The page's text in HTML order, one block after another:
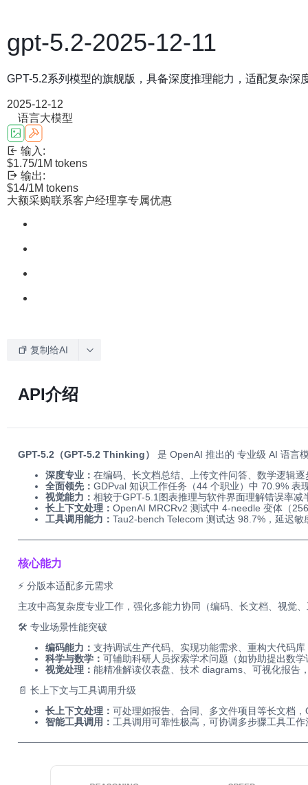
gpt-5.2-2025-12-11
GPT-5.2系列模型的旗舰版，具备深度推理能力，适配复杂深
2025-12-12
语言大模型
输入:
$1.75/1M tokens
输出:
$14/1M tokens
大额采购联系客户经理享专属优惠
复制给AI
API介绍
GPT-5.2（GPT-5.2 Thinking）
是 OpenAI 推出的 专业级 AI 语言
深度专业： 在编码、长文档总结、上传文件问答、数学逻辑
全面领先： GDPval 知识工作任务（44 个职业）中 70.9% 表
视觉能力： 相较于GPT-5.1图表推理与软件界面理解错误率减
长上下文处理： OpenAI MRCRv2 测试中 4-needle 变体（
工具调用能力： Tau2-bench Telecom 测试达 98.7%，延迟
核心能力
⚡ 分版本适配多元需求
主攻中高复杂度专业工作，强化多能力协同（编码、长文档、视觉
🛠️ 专业场景性能突破
编码能力： 支持调试生产代码、实现功能需求、重构大代码
科学与数学： 可辅助科研人员探索学术问题（如协助提出数
视觉处理： 能精准解读仪表盘、技术 diagrams、可视化报告
📄 长上下文与工具调用升级
长上下文处理： 可处理如报告、合同、多文件项目等长文档
智能工具调用： 工具调用可靠性极高，可协调多步骤工具工